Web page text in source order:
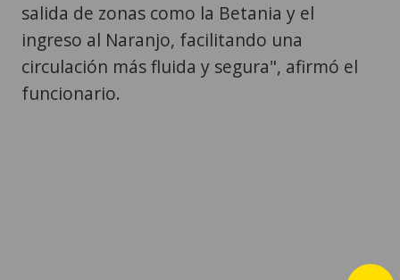
salida de zonas como la Betania y el
ingreso al Naranjo, facilitando una
circulación más fluida y segura", afirmó el
funcionario.